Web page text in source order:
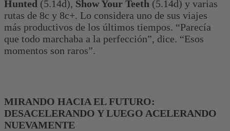
Hunted (5.14d), Show Your Teeth (5.14d) y varias
rutas de 8c y 8c+. Lo considera uno de sus viajes
más productivos de los últimos tiempos. “Parecía
que todo marchaba a la perfección”, dice. “Esos
momentos son raros”.
MIRANDO HACIA EL FUTURO:
DESACELERANDO Y LUEGO ACELERANDO
NUEVAMENTE